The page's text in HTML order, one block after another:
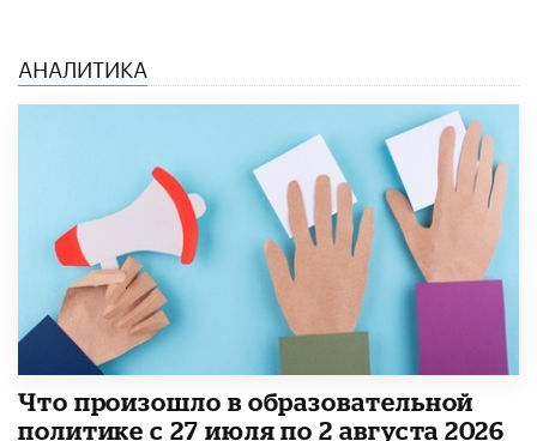
АНАЛИТИКА
​Что произошло в образовательной
политике с 27 июля по 2 августа 2026